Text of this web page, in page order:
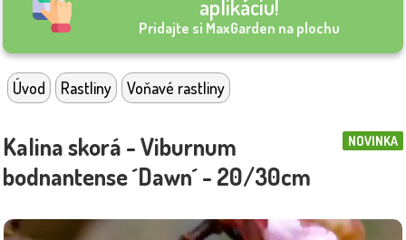
aplikáciu!
Pridajte si MaxGarden na plochu
Úvod Rastliny Voňavé rastliny
NOVINKA
Kalina skorá - Viburnum
bodnantense ´Dawn´ - 20/30cm